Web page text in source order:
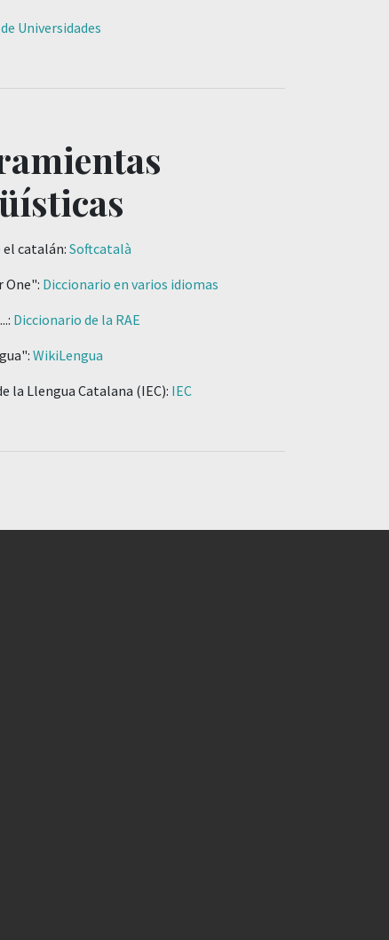
Universidades
el catalán:Softcatalà
One": Diccionario en varios idiomas
Diccionario de la RAE
WikiLengua
la Llengua Catalana (IEC): IEC